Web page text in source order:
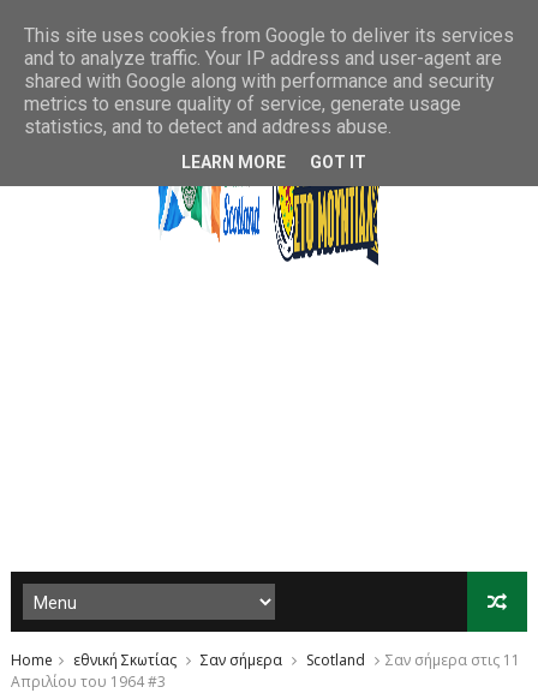
Home εθνική Σκωτίας Σαν σήμερα Scotland
Σαν σήμερα στις 11
Απριλίου του 1964 #3
This site uses cookies from Google to deliver its services
and to analyze traffic. Your IP address and user-agent are
shared with Google along with performance and security
metrics to ensure quality of service, generate usage
statistics, and to detect and address abuse.
LEARN MORE GOT IT